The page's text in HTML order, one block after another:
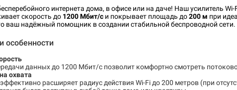
интернета дома, в офисе или на даче! Наш усилитель
скорость до 1200 Мбит/с и покрывает площадь до200 м при
ваш надёжный помощник в создании стабильной беспроводной сети.
особенности
данных до 1200 Мбит/с позволит комфортно смотреть
охвата
расширяет радиус действия Wi-Fi до 200 метров (при